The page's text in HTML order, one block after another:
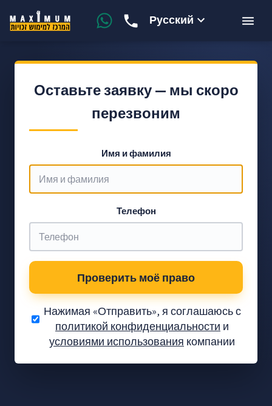
Русский
Оставьте заявку — мы скоро
перезвоним
Имя и фамилия
Телефон
Проверить моё право
Нажимая «Отправить», я соглашаюсь с
политикой конфиденциальности и
условиями использования компании
Вам положены
деньги — давайте